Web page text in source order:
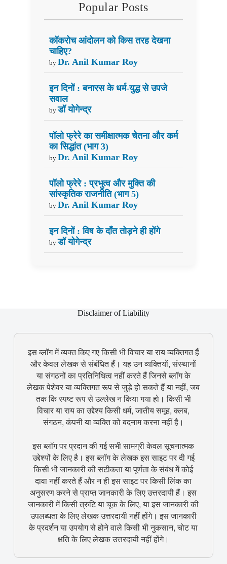
Popular Posts
कॉकरोच आंदोलन को किस तरह देखना
चाहिए?
by Dr. Anil Kumar Roy
इन दिनों : बनारस के धर्म-युद्ध से उपजे
सवाल
by डॉ योगेन्द्र
पॉलो फ्रेरे का समीक्षात्मक चेतना और कर्म
का सिद्धांत (भाग 3)
by Dr. Anil Kumar Roy
पॉलो फ्रेरे : प्रभुत्व और मुक्ति की
सांस्कृतिक राजनीति (भाग 5)
by Dr. Anil Kumar Roy
इन दिनों : विष के दाँत तोड़ने ही होंगे
by डॉ योगेन्द्र
Disclaimer of Liability
इस ब्लॉग में व्यक्त किए गए किसी भी विचार या राय व्यक्तिगत हैं
और केवल लेखक से संबंधित हैं। यह उन व्यक्तियों, संस्थानों
या संगठनों का प्रतिनिधित्व नहीं करते हैं जिनसे ब्लॉग के
लेखक पेशेवर या व्यक्तिगत रूप से जुड़े हो सकते हैं या नहीं, जब
तक कि स्पष्ट रूप से उल्लेख न किया गया हो। किसी भी
विचार या राय का उद्देश्य किसी धर्म, जातीय समूह, क्लब,
संगठन, कंपनी या व्यक्ति को बदनाम करना नहीं है।
इस ब्लॉग पर प्रदान की गई सभी सामग्री केवल सूचनात्मक
उद्देश्यों के लिए है। इस ब्लॉग के लेखक इस साइट पर दी गई
किसी भी जानकारी की सटीकता या पूर्णता के संबंध में कोई
दावा नहीं करते हैं और न ही इस साइट पर किसी लिंक का
अनुसरण करने से प्राप्त जानकारी के लिए उत्तरदायी हैं। इस
जानकारी में किसी त्रुटि या चूक के लिए, या इस जानकारी की
उपलब्धता के लिए लेखक उत्तरदायी नहीं होंगे। इस जानकारी
के प्रदर्शन या उपयोग से होने वाले किसी भी नुकसान, चोट या
क्षति के लिए लेखक उत्तरदायी नहीं होंगे।